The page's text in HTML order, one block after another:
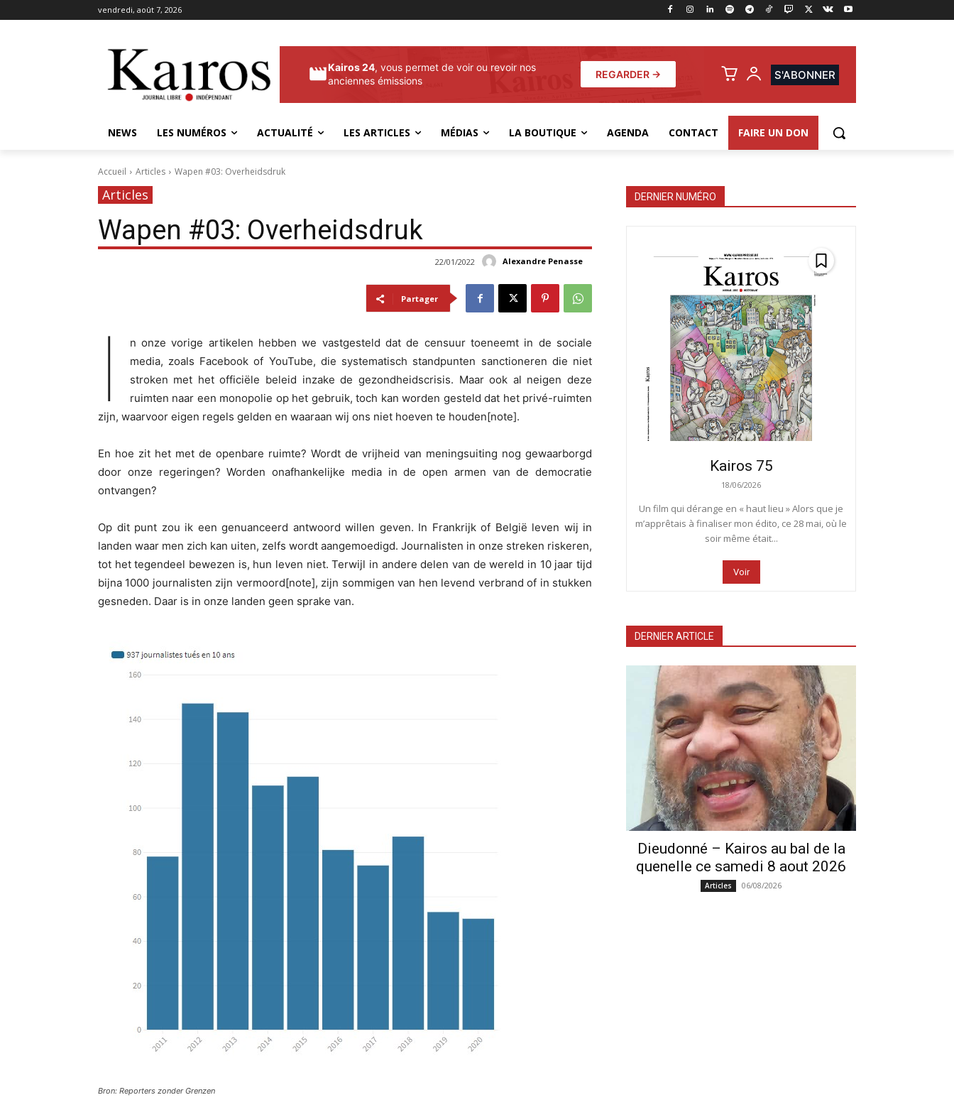
vendredi, août 7, 2026
Kairos 24, vous permet de voir ou revoir nos
anciennes émissions
REGARDER → S'ABONNER
NEWS LES NUMÉROS ACTUALITÉ LES ARTICLES MÉDIAS LA BOUTIQUE AGENDA CONTACT FAIRE UN DON
Accueil Articles Wapen #03: Overheidsdruk
Articles
Wapen #03: Overheidsdruk
Alexandre Penasse
22/01/2022
Partager
I
n onze vorige artikelen hebben we vastgesteld dat de censuur toeneemt in de sociale
media, zoals Facebook of YouTube, die systematisch standpunten sanctioneren die niet
stroken met het officiële beleid inzake de gezondheidscrisis. Maar ook al neigen deze
ruimten naar een monopolie op het gebruik, toch kan worden gesteld dat het privé-ruimten
zijn, waarvoor eigen regels gelden en waaraan wij ons niet hoeven te houden[note].
En hoe zit het met de openbare ruimte? Wordt de vrijheid van meningsuiting nog gewaarborgd
door onze regeringen? Worden onafhankelijke media in de open armen van de democratie
ontvangen?
Op dit punt zou ik een genuanceerd antwoord willen geven. In Frankrijk of België leven wij in
landen waar men zich kan uiten, zelfs wordt aangemoedigd. Journalisten in onze streken riskeren,
tot het tegendeel bewezen is, hun leven niet. Terwijl in andere delen van de wereld in 10 jaar tijd
bijna 1000 journalisten zijn vermoord[note], zijn sommigen van hen levend verbrand of in stukken
gesneden. Daar is in onze landen geen sprake van.
Bron: Reporters zonder Grenzen
DERNIER NUMÉRO
Kairos 75
18/06/2026
Un film qui dérange en « haut lieu » Alors que je
m’apprêtais à finaliser mon édito, ce 28 mai, où le
soir même était...
Voir
DERNIER ARTICLE
Dieudonné – Kairos au bal de la
quenelle ce samedi 8 aout 2026
Articles 06/08/2026